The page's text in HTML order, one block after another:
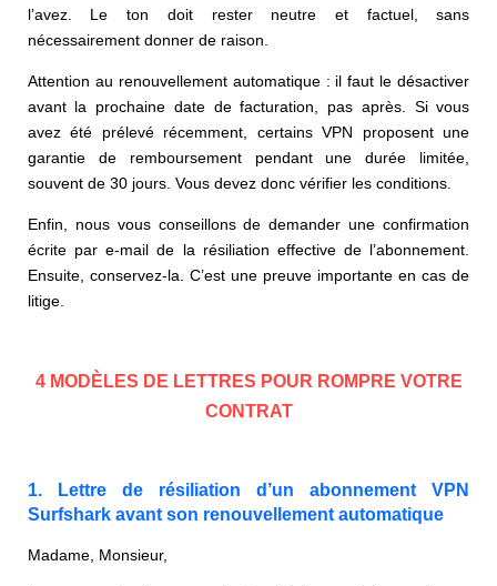
l’avez. Le ton doit rester neutre et factuel, sans
nécessairement donner de raison.
Attention au renouvellement automatique : il faut le désactiver
avant la prochaine date de facturation, pas après. Si vous
avez été prélevé récemment, certains VPN proposent une
garantie de remboursement pendant une durée limitée,
souvent de 30 jours. Vous devez donc vérifier les conditions.
Enfin, nous vous conseillons de demander une confirmation
écrite par e-mail de la résiliation effective de l’abonnement.
Ensuite, conservez-la. C’est une preuve importante en cas de
litige.
4 MODÈLES DE LETTRES POUR ROMPRE VOTRE
CONTRAT
1. Lettre de résiliation d’un abonnement VPN
Surfshark avant son renouvellement automatique
Madame, Monsieur,